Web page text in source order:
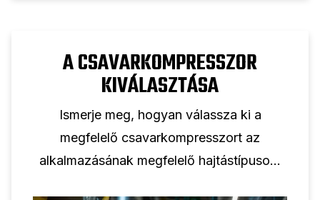
A CSAVARKOMPRESSZOR
KIVÁLASZTÁSA
Ismerje meg, hogyan válassza ki a
megfelelő csavarkompresszort az
alkalmazásának megfelelő hajtástípusok,